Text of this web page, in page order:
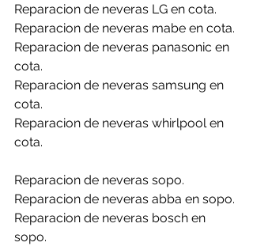
Reparacion de neveras LG en cota.
Reparacion de neveras mabe en cota.
Reparacion de neveras panasonic en
cota.
Reparacion de neveras samsung en
cota.
Reparacion de neveras whirlpool en
cota.
Reparacion de neveras sopo.
Reparacion de neveras abba en sopo.
Reparacion de neveras bosch en
sopo.